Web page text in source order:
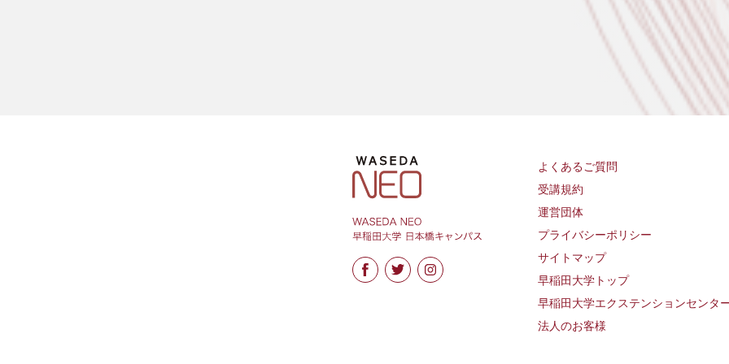
よくあるご質問
受講規約
運営団体
プライバシーポリシー
サイトマップ
早稲田大学トップ
早稲田大学エクステンションセンタ
法人のお客様